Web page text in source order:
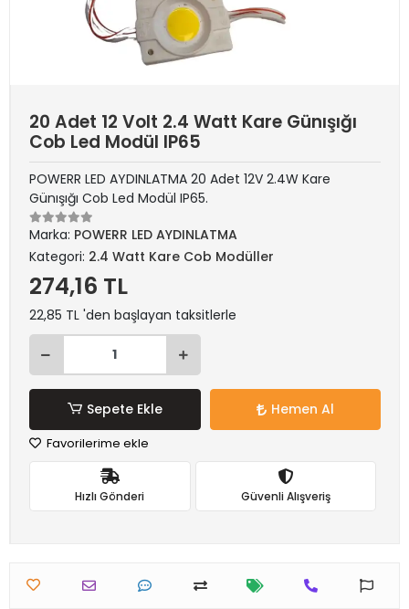
20 Adet 12 Volt 2.4 Watt Kare Günışığı
Cob Led Modül IP65
POWERR LED AYDINLATMA 20 Adet 12V 2.4W Kare
Günışığı Cob Led Modül IP65.
Marka: POWERR LED AYDINLATMA
Kategori: 2.4 Watt Kare Cob Modüller
274,16 TL
22,85 TL 'den başlayan taksitlerle
Sepete Ekle Hemen Al
Favorilerime ekle
Hızlı Gönderi Güvenli Alışveriş